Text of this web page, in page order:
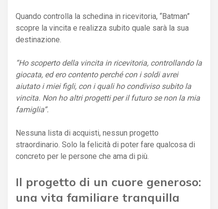
Quando controlla la schedina in ricevitoria, “Batman”
scopre la vincita e realizza subito quale sarà la sua
destinazione.
“Ho scoperto della vincita in ricevitoria, controllando la
giocata, ed ero contento perché con i soldi avrei
aiutato i miei figli, con i quali ho condiviso subito la
vincita. Non ho altri progetti per il futuro se non la mia
famiglia”.
Nessuna lista di acquisti, nessun progetto
straordinario. Solo la felicità di poter fare qualcosa di
concreto per le persone che ama di più.
Il progetto di un cuore generoso:
una vita familiare tranquilla